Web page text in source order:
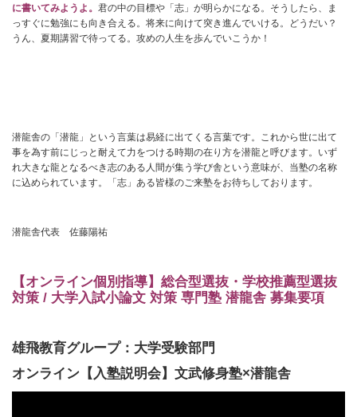
に書いてみようよ。 君の中の目標や「志」が明らかになる。そうしたら、ま
っすぐに勉強にも向き合える。将来に向けて突き進んでいける。どうだい？
うん、夏期講習で待ってる。攻めの人生を歩んでいこうか！
潜龍舎の「潜龍」という言葉は易経に出てくる言葉です。これから世に出て
事を為す前にじっと耐えて力をつける時期の在り方を潜龍と呼びます。いず
れ大きな龍となるべき志のある人間が集う学び舎という意味が、当塾の名称
に込められています。「志」ある皆様のご来塾をお待ちしております。
潜龍舎代表 佐藤陽祐
【オンライン個別指導】総合型選抜・学校推薦型選抜
対策 / 大学入試小論文 対策 専門塾 潜龍舎 募集要項
雄飛教育グループ：大学受験部門
オンライン【入塾説明会】文武修身塾×潜龍舎